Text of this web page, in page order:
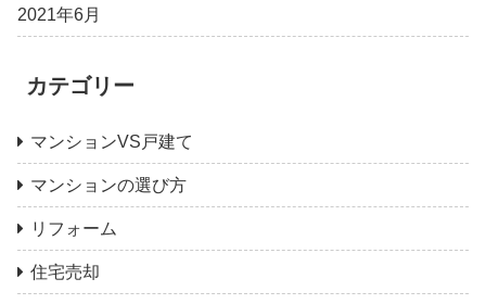
2021年6月
カテゴリー
マンションVS戸建て
マンションの選び方
リフォーム
住宅売却